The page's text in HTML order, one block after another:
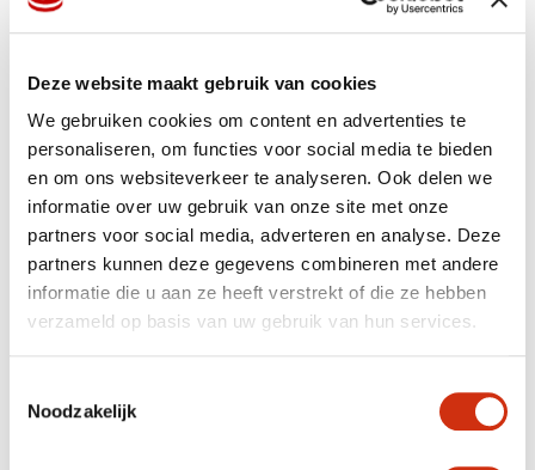
Deze website maakt gebruik van cookies
We gebruiken cookies om content en advertenties te
personaliseren, om functies voor social media te bieden
en om ons websiteverkeer te analyseren. Ook delen we
informatie over uw gebruik van onze site met onze
partners voor social media, adverteren en analyse. Deze
partners kunnen deze gegevens combineren met andere
informatie die u aan ze heeft verstrekt of die ze hebben
verzameld op basis van uw gebruik van hun services.
Noodzakelijk